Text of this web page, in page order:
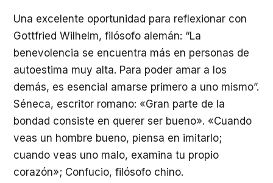
Una excelente oportunidad para reflexionar con
Gottfried Wilhelm, filósofo alemán: “La
benevolencia se encuentra más en personas de
autoestima muy alta. Para poder amar a los
demás, es esencial amarse primero a uno mismo”.
Séneca, escritor romano: «Gran parte de la
bondad consiste en querer ser bueno». «Cuando
veas un hombre bueno, piensa en imitarlo;
cuando veas uno malo, examina tu propio
corazón»; Confucio, filósofo chino.